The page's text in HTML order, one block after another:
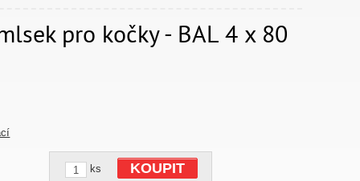
pro kočky - BAL 4 x 80
ks KOUPIT